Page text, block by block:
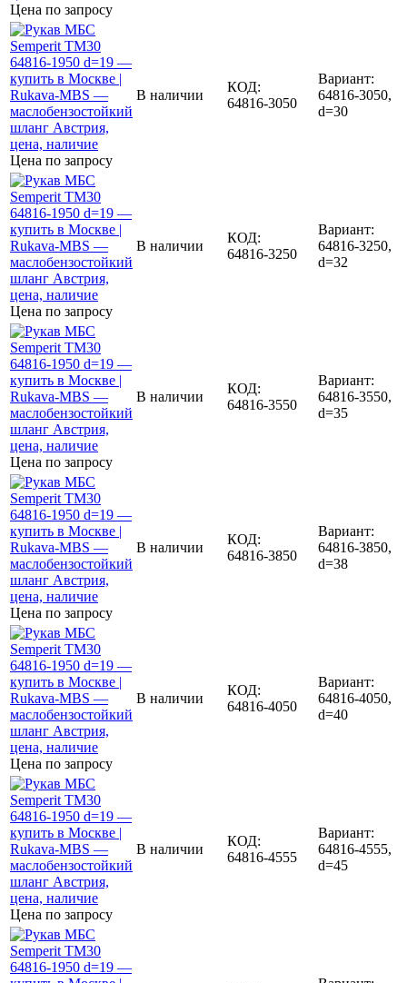
Цена по запросу
Цена по запросу
В наличии
КОД:
64816-3050
Вариант:
64816-3050,
d=30
Цена по запросу
В наличии
КОД:
64816-3250
Вариант:
64816-3250,
d=32
Цена по запросу
В наличии
КОД:
64816-3550
Вариант:
64816-3550,
d=35
Цена по запросу
В наличии
КОД:
64816-3850
Вариант:
64816-3850,
d=38
Цена по запросу
В наличии
КОД:
64816-4050
Вариант:
64816-4050,
d=40
Цена по запросу
В наличии
КОД:
64816-4555
Вариант:
64816-4555,
d=45